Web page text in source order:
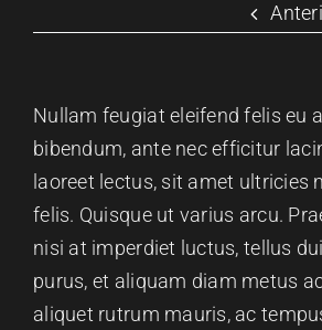
Nullam feugiat eleifend felis eu
bibendum, ante nec efficitur
laoreet lectus, sit amet ultricies
felis. Quisque ut varius arcu.
nisi at imperdiet luctus, tellus
purus, et aliquam diam metus
aliquet rutrum mauris, ac